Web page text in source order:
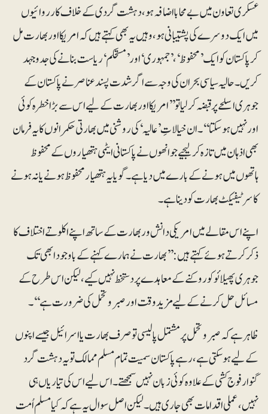
عسکری تعاون میں بے محابا اضافہ ہو، دہشت گردی کے خلاف کارروائیوں
میں ایک دوسرے کی پشتیبانی ہو، وہیں یہ بھی کہتے ہیں کہ امریکا اور بھارت مل
کر پاکستان کو ایک ’محفوظ‘، ’جمہوری‘ اور’ مستحکم‘ ریاست بنانے کی جدوجہد
کریں۔ حالیہ سیاسی بحران کی وجہ سے اگر شدت پسند عناصر نے پاکستان کے
جوہری اسلحے پر قبضہ کرلیا تو ’’امریکا اور بھارت کے لیے اس سے بڑا خطرہ کوئی
اور نہیں ہوسکتا‘‘۔ ان خیالاتِ ’عالیہ‘ کی روشنی میں بھارتی حکمرانوں کا یہ فرمان
بھی اذہان میں تازہ کرلیجیے جو انھوں نے پاکستانی ایٹمی ہتھیاروں کے محفوظ
ہاتھوں میں ہونے کے بارے میں دیا ہے۔ گویا یہ ہتھیار محفوظ ہونے یا نہ ہونے
کا سرٹیفیکٹ بھارت کو دینا ہے۔
اپنے اس مقالے میں امریکی دانش ور بھارت کے ساتھ اپنے اکلوتے اختلاف کا
ذکر کرتے ہوئے کہتے ہیں: ’’بھارت نے ہمارے کہنے کے باوجود ابھی تک
جوہری پھیلائو کو روکنے کے معاہدے پر دستخط نہیں کیے، لیکن اس طرح کے
مسائل حل کرنے کے لیے مزید وقت اور صبروتحمل کی ضرورت ہے‘‘۔
ظاہر ہے کہ صبروتحمل پر مشتمل پالیسی تو صرف بھارت یا اسرائیل جیسے اپنوں
کے لیے ہوسکتی ہے، رہے پاکستان سمیت تمام مسلم ممالک تو یہ دہشت گرد
گنوار فوج کشی کے علاوہ کوئی زبان نہیں سمجھتے۔ اس لیے اس کی تیاریاں ہی
نہیں، عملی اقدامات بھی جاری ہیں۔ لیکن اصل سوال یہ ہے کہ کیا مسلم اُمت